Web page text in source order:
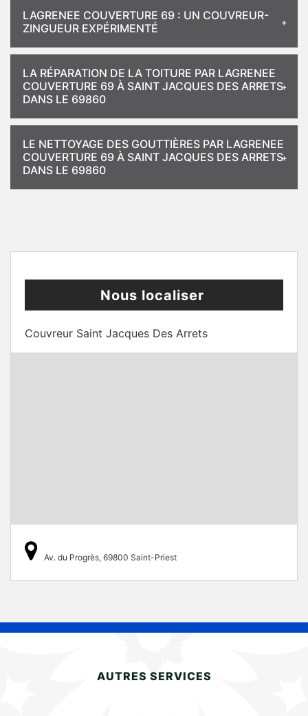
LAGRENEE COUVERTURE 69 : UN COUVREUR-
ZINGUEUR EXPÉRIMENTÉ
LA RÉPARATION DE LA TOITURE PAR LAGRENEE
COUVERTURE 69 À SAINT JACQUES DES ARRETS
DANS LE 69860
LE NETTOYAGE DES GOUTTIÈRES PAR LAGRENEE
COUVERTURE 69 À SAINT JACQUES DES ARRETS
DANS LE 69860
Nous localiser
Couvreur Saint Jacques Des Arrets
Av. du Progrès, 69800 Saint-Priest
AUTRES SERVICES